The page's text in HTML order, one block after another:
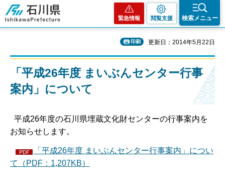
石川県
緊急情報 閲覧支援 検索メニュー
印刷 更新日：2014年5月22日
「平成26年度 まいぶんセンター行事
案内」について
平成26年度の石川県埋蔵文化財センターの行事案内を
お知らせします。
「平成26年度 まいぶんセンター行事案内」につい
て（PDF：1,207KB）